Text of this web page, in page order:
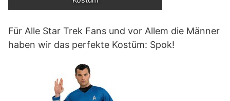
Für Alle Star Trek Fans und vor Allem die Männer
haben wir das perfekte Kostüm: Spok!